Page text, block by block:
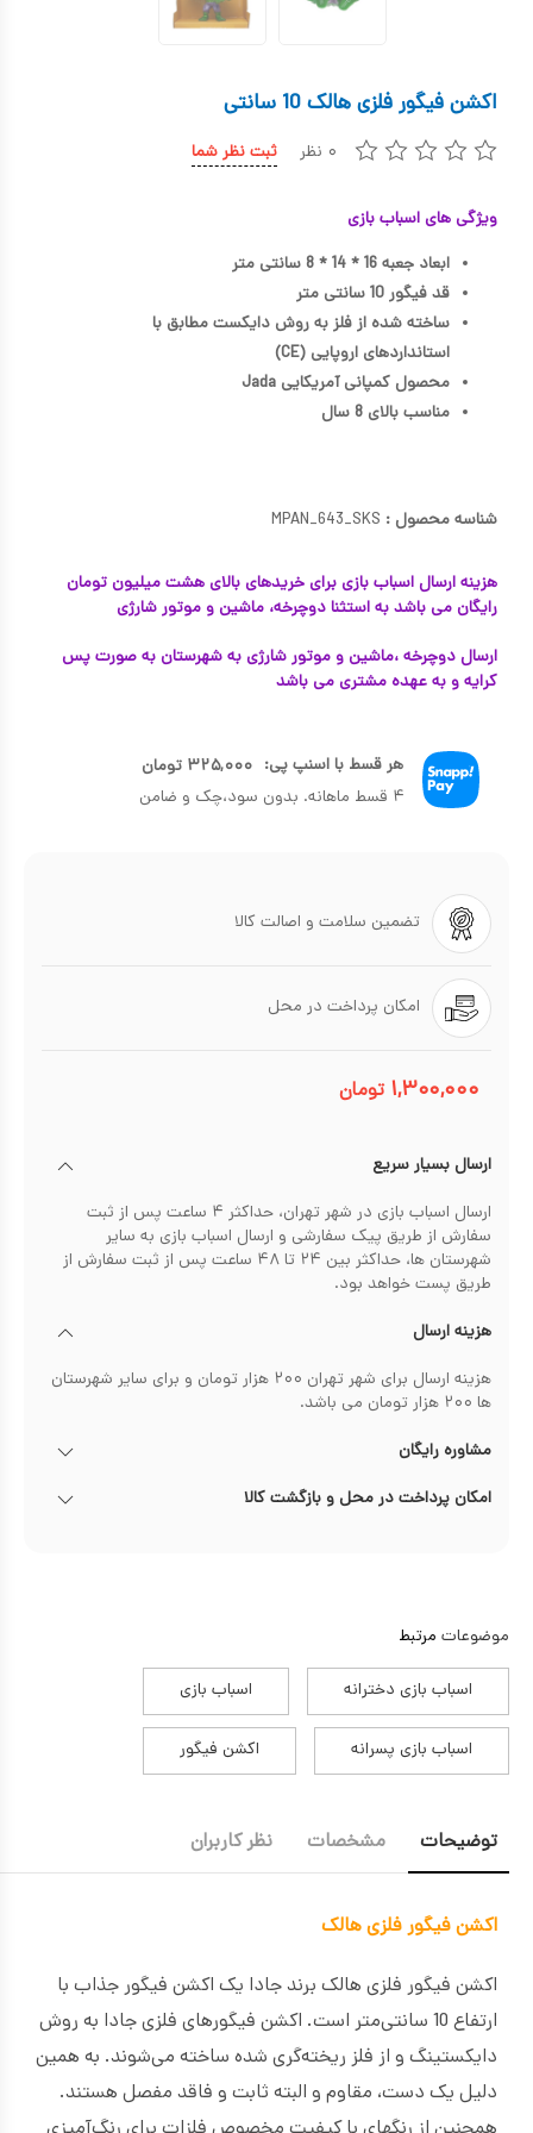
کیف و کوله پشتی
اکشن فیگور فلزی هالک 10 سانتی
۰ نظر ثبت نظر شما
ویژگی های اسباب بازی
ابعاد جعبه 16 * 14 * 8 سانتی متر
قد فیگور 10 سانتی متر
ساخته شده از فلز به روش دایکست مطابق با
استانداردهای اروپایی (CE)
محصول کمپانی آمریکایی Jada
مناسب بالای 8 سال
شناسه محصول : MPAN_643_SKS
هزینه ارسال اسباب بازی برای خریدهای بالای هشت میلیون تومان
رایگان می باشد به استثنا دوچرخه، ماشین و موتور شارژی
ارسال دوچرخه ،ماشین و موتور شارژی به شهرستان به صورت پس
کرایه و به عهده مشتری می باشد
هر قسط با اسنپ پی: ۳۲۵,۰۰۰ تومان
۴ قسط ماهانه. بدون سود،چک و ضامن
تضمین سلامت و اصالت کالا
امکان پرداخت در محل
۱,۳۰۰,۰۰۰ تومان
ارسال بسیار سریع
ارسال اسباب بازی در شهر تهران، حداکثر ۴ ساعت پس از ثبت
سفارش از طریق پیک سفارشی و ارسال اسباب بازی به سایر
شهرستان ها، حداکثر بین ۲۴ تا ۴۸ ساعت پس از ثبت سفارش از
طریق پست خواهد بود.
هزینه ارسال
هزینه ارسال برای شهر تهران ۲۰۰ هزار تومان و برای سایر شهرستان
ها ۲۰۰ هزار تومان می باشد.
مشاوره رایگان
امکان پرداخت در محل و بازگشت کالا
موضوعات مرتبط
اسباب بازی دخترانه اسباب بازی
اسباب بازی پسرانه اکشن فیگور
توضیحات مشخصات نظر کاربران
اکشن فیگور فلزی هالک
اکشن فیگور فلزی هالک برند جادا یک اکشن فیگور جذاب با
ارتفاع 10 سانتی‌متر است. اکشن فیگورهای فلزی جادا به روش
دایکستینگ و از فلز ریخته‌گری شده ساخته می‌شوند. به همین
دلیل یک دست، مقاوم و البته ثابت و فاقد مفصل هستند.